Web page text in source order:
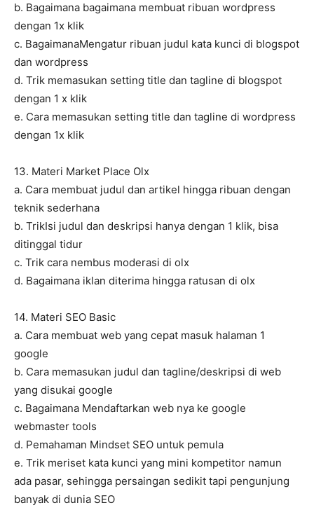
b. Bagaimana bagaimana membuat ribuan wordpress
dengan 1x klik
c. BagaimanaMengatur ribuan judul kata kunci di blogspot
dan wordpress
d. Trik memasukan setting title dan tagline di blogspot
dengan 1 x klik
e. Cara memasukan setting title dan tagline di wordpress
dengan 1x klik
13. Materi Market Place Olx
a. Cara membuat judul dan artikel hingga ribuan dengan
teknik sederhana
b. TrikIsi judul dan deskripsi hanya dengan 1 klik, bisa
ditinggal tidur
c. Trik cara nembus moderasi di olx
d. Bagaimana iklan diterima hingga ratusan di olx
14. Materi SEO Basic
a. Cara membuat web yang cepat masuk halaman 1
google
b. Cara memasukan judul dan tagline/deskripsi di web
yang disukai google
c. Bagaimana Mendaftarkan web nya ke google
webmaster tools
d. Pemahaman Mindset SEO untuk pemula
e. Trik meriset kata kunci yang mini kompetitor namun
ada pasar, sehingga persaingan sedikit tapi pengunjung
banyak di dunia SEO